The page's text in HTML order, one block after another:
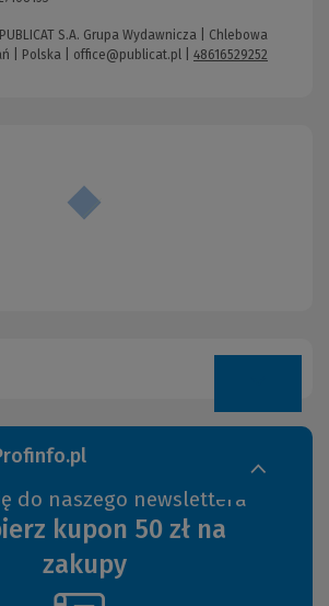
S.A. Grupa Wydawnicza | Chlebowa
| Polska | office@publicat.pl 48616529252
do naszego newslettera
kupon 50 zł na
zakupy